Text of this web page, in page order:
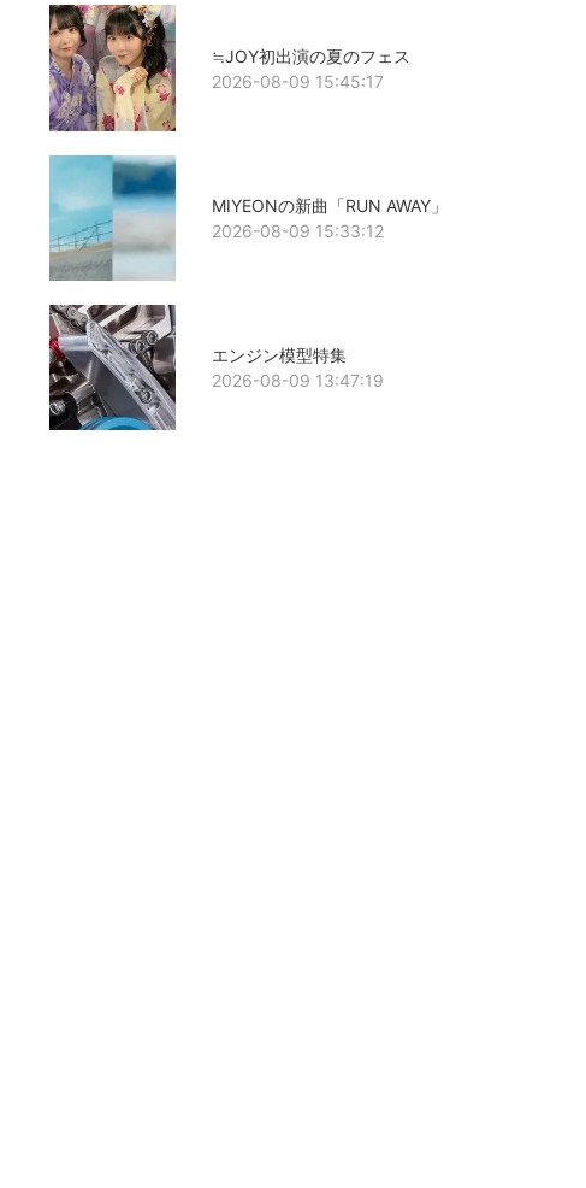
≒JOY初出演の夏のフェス
2026-08-09 15:45:17
MIYEONの新曲「RUN AWAY」
2026-08-09 15:33:12
エンジン模型特集
2026-08-09 13:47:19